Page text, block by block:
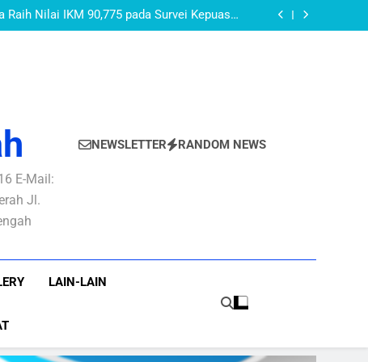
PURBALINGGA
Publik yang Baik dan Berkepastian
Raih Nilai IKM 90,775 pada Survei Kepuasan
Masyarakat Semester I Tahun 2026
PBB-P2 Untuk Optimalisasi Rekonsiliasi
E-Mail:
Jl.
NEWSLETTER RANDOM NEWS
LAIN-LAIN